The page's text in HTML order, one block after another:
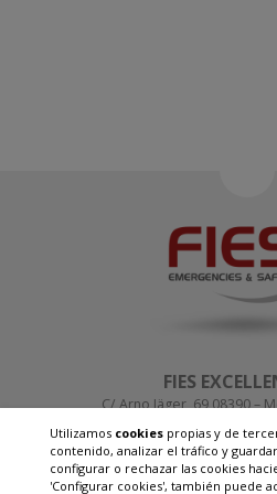
FIES
C/ Arno Jäger, 69 08390 –
info@fies-
POLÍTICA DE
Utilizamos cookiespropias y de
contenido, analizar el tráfico y
configurar o rechazar las cookies
'Configurar cookies', también puede